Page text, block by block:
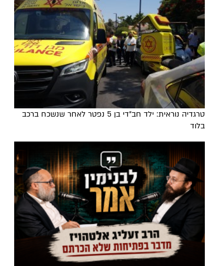
טרגדיה נוראית: ילד חב"די בן 5 נפטר לאחר שנשכח ברכב
בלוד